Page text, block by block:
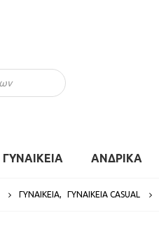
ΓΥΝΑΙΚΕΙΑ ΑΝΔΡΙΚΑ
ΓΥΝΑΙΚΕΙΑ, ΓΥΝΑΙΚΕΊΑ CASUAL